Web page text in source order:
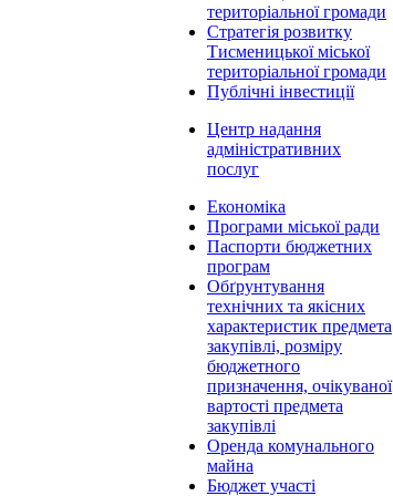
територіальної громади
Стратегія розвитку
Тисменицької міської
територіальної громади
Публічні інвестиції
Центр надання
адміністративних
послуг
Економіка
Програми міської ради
Паспорти бюджетних
програм
Обґрунтування
технічних та якісних
характеристик предмета
закупівлі, розміру
бюджетного
призначення, очікуваної
вартості предмета
закупівлі
Оренда комунального
майна
Бюджет участі